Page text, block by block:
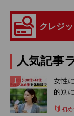
クレジ
人気記事
女性
的別
初め